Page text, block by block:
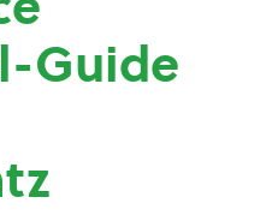
Guide